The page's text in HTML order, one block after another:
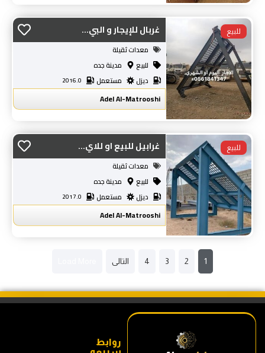
غربال للإيجار و البي...
معدات ثقيلة
للبيع
مدينة جده
ديزل
مستعمل 2016.0
Adel Al-Matrooshi
غرابيل للبيع او للاي...
معدات ثقيلة
للبيع
مدينة جده
ديزل
مستعمل 2017.0
Adel Al-Matrooshi
3
4 التالى Load More